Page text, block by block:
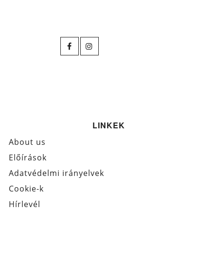
LINKEK
About us
Előírások
Adatvédelmi irányelvek
Cookie-k
Hírlevél